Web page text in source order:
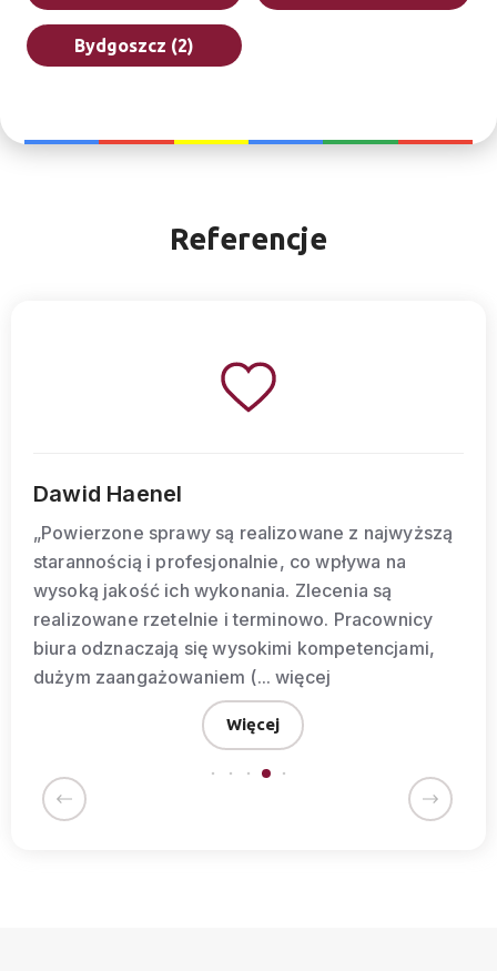
Bydgoszcz (2)
Referencje
Dawid Haenel
„Powierzone sprawy są realizowane z najwyższą
starannością i profesjonalnie, co wpływa na
wysoką jakość ich wykonania. Zlecenia są
realizowane rzetelnie i terminowo. Pracownicy
biura odznaczają się wysokimi kompetencjami,
dużym zaangażowaniem (...więcej
Więcej